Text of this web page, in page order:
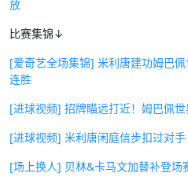
放
比赛集锦↓
[爱奇艺全场集锦] 米利唐建功姆巴
连胜
[进球视频] 招牌瞄远打近！姆巴佩
[进球视频] 米利唐闲庭信步扣过对
[场上换人] 贝林&卡马文加替补登场